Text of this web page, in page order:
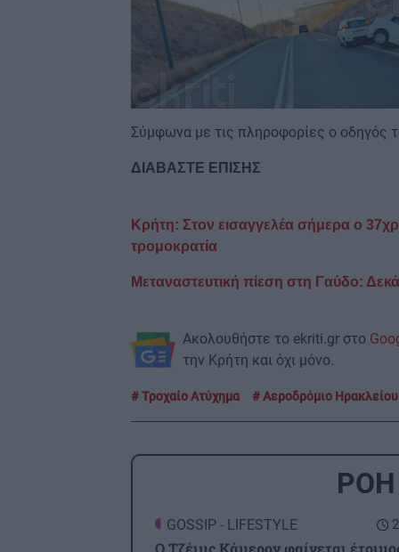
Σύμφωνα με τις πληροφορίες ο οδηγός
ΔΙΑΒΑΣΤΕ ΕΠΙΣΗΣ
Κρήτη: Στον εισαγγελέα σήμερα ο
τρομοκρατία
Μεταναστευτική πίεση στη Γαύδο:
Ακολουθήστε το ekriti.gr στο
την Κρήτη και όχι μόνο.
Τροχαίο Ατύχημα Αεροδρόμιο Ηρακλείου
ΡΟΗ
GOSSIP - LIFESTYLE
Ο Τζέιμς Κάμερον φαίνεται